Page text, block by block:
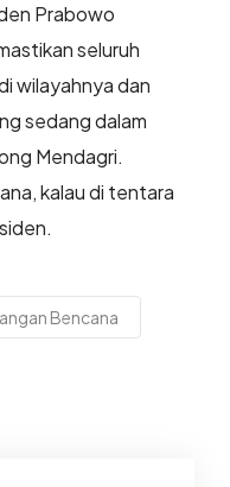
Prabowo
seluruh
wilayahnya dan
sedang dalam
Mendagri.
kalau di tentara
Bencana